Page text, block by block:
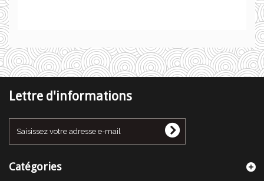
Lettre d'informations
Catégories